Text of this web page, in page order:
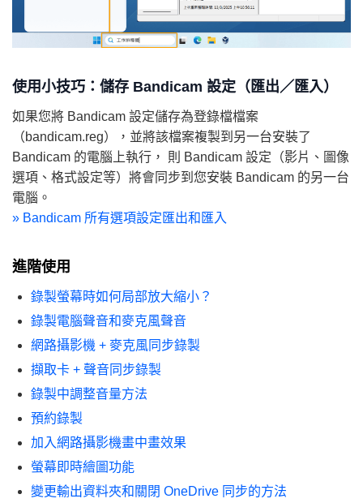
使用小技巧：儲存 Bandicam 設定（匯出／匯入）
如果您將 Bandicam 設定儲存為登錄檔檔案
（bandicam.reg），並將該檔案複製到另一台安裝了
Bandicam 的電腦上執行， 則 Bandicam 設定（影片、圖像
選項、格式設定等）將會同步到您安裝 Bandicam 的另一台
電腦。
» Bandicam 所有選項設定匯出和匯入
進階使用
錄製螢幕時如何局部放大縮小？
錄製電腦聲音和麥克風聲音
網路攝影機 + 麥克風同步錄製
擷取卡 + 聲音同步錄製
錄製中調整音量方法
預約錄製
加入網路攝影機畫中畫效果
螢幕即時繪圖功能
變更輸出資料夾和關閉 OneDrive 同步的方法